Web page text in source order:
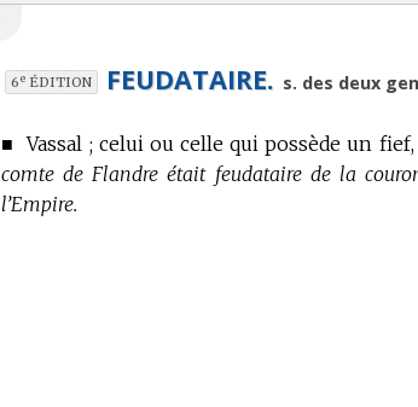
6e ÉDITION FEUDATAIRE. s. des deux
■Vassal ; celui ou celle qui possède un
comte de Flandre était feudataire de la
l’Empire.